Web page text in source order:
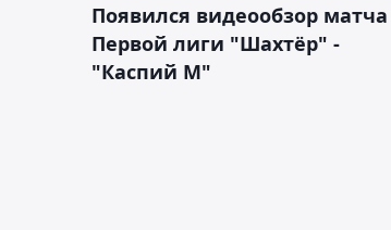
Появился видеообзор матча
Первой лиги "Шахтёр" -
"Каспий М"